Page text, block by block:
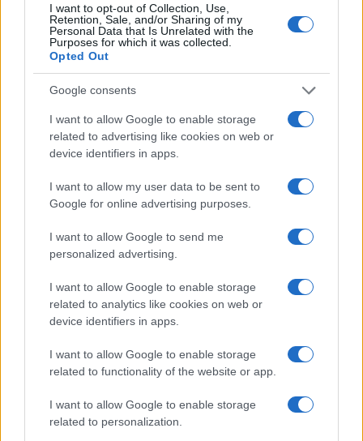
I want to opt-out of Collection, Use,
Retention, Sale, and/or Sharing of my
Personal Data that Is Unrelated with the
Purposes for which it was collected.
Opted Out
Google consents
I want to allow Google to enable storage
related to advertising like cookies on web or
device identifiers in apps.
I want to allow my user data to be sent to
Google for online advertising purposes.
I want to allow Google to send me
personalized advertising.
I want to allow Google to enable storage
related to analytics like cookies on web or
device identifiers in apps.
I want to allow Google to enable storage
related to functionality of the website or app.
I want to allow Google to enable storage
related to personalization.
QUOTAZIONI CRYPTO
Eureka Bridged PAX
Gold (Terra
$4,187.30
Kinza Babylon Staked
BTC
Morpho Vault
(STEAKEURCV)
Stride Staked Injective
(STINJ)
$16.49